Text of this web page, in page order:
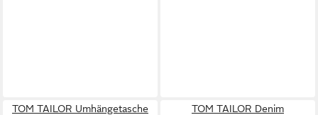
TOM TAILOR Umhängetasche
TOM TAILOR Denim